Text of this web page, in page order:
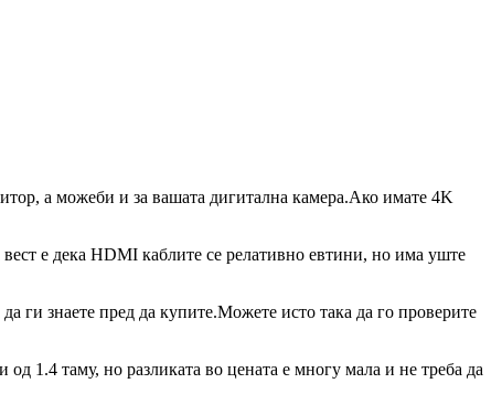
а можеби и за вашата дигитална камера.Ако имате 4K
е дека HDMI каблите се релативно евтини, но има уште
ги знаете пред да купите.Можете исто така да го проверите
1.4 таму, но разликата во цената е многу мала и не треба да